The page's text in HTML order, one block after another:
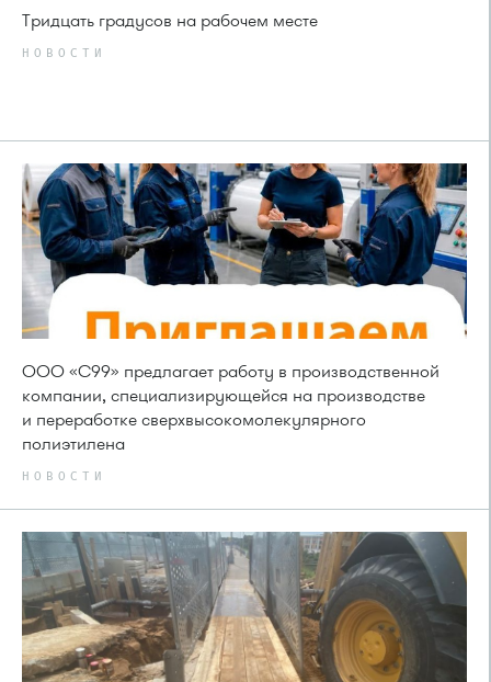
Тридцать градусов на рабочем месте
НОВОСТИ
ООО «С99» предлагает работу в производственной
компании, специализирующейся на производстве
и переработке сверхвысокомолекулярного
полиэтилена
НОВОСТИ